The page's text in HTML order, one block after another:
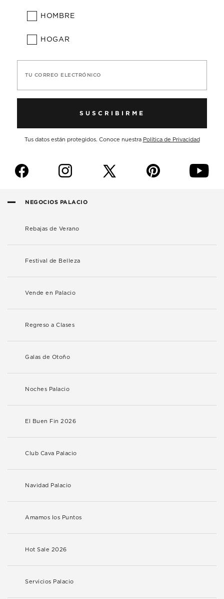
HOMBRE
HOGAR
TU CORREO ELECTRÓNICO
SUSCRIBIRME
Tus datos están protegidos. Conoce nuestra Política de Privacidad
f i p y
NEGOCIOS PALACIO
Rebajas de Verano
Festival de Belleza
Vende en Palacio
Regreso a Clases
Galas de Otoño
Noches Palacio
El Buen Fin 2026
Club Cava Palacio
Navidad Palacio
Amamos los Puntos
Hot Sale 2026
Servicios Palacio